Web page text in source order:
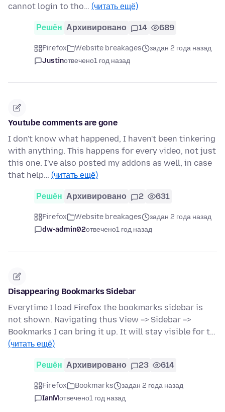
cannot login to tho… (читать ещё)
Решён Архивировано 14 689
Firefox Website breakages
задан 2 года назад
Justinотвечено1 год назад
Youtube comments are gone
I don't know what happened, I haven't been tinkering
with anything. This happens for every video, not just
this one. I've also posted my addons as well, in case
that help… (читать ещё)
Решён Архивировано 2 631
Firefox Website breakages
задан 2 года назад
dw-admin02отвечено1 год назад
Disappearing Bookmarks Sidebar
Everytime I load Firefox the bookmarks sidebar is
not shown. Navigating thus View => Sidebar =>
Bookmarks I can bring it up. It will stay visible for t…
(читать ещё)
Решён Архивировано 23 614
Firefox Bookmarks
задан 2 года назад
IanMотвечено1 год назад